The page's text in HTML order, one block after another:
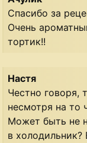
Спасибо за
Очень
тортик!!
Настя
Честно говоря,
несмотря на то
Может быть не
в холодильник?